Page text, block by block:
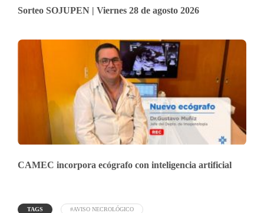
Sorteo SOJUPEN | Viernes 28 de agosto 2026
CAMEC incorpora ecógrafo con inteligencia artificial
TAGS #AVISO NECROLÓGICO